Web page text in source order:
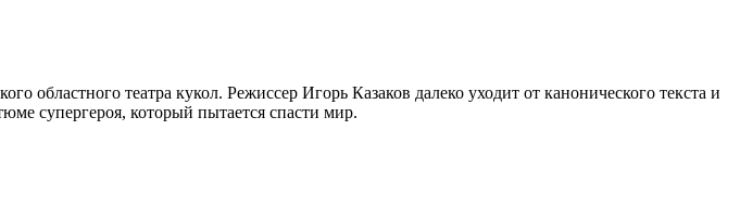
областного театра кукол. Режиссер Игорь Казаков далеко уходит от канонического текста и
супергероя, который пытается спасти мир.